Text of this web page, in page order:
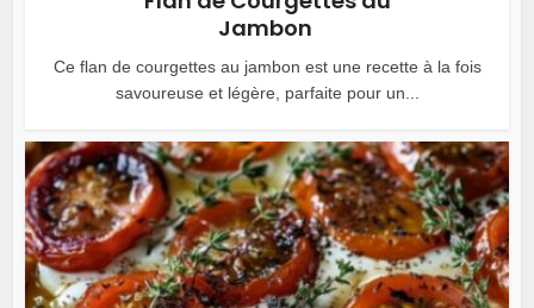
Jambon
Ce flan de courgettes au jambon est une recette à la fois
savoureuse et légère, parfaite pour un...